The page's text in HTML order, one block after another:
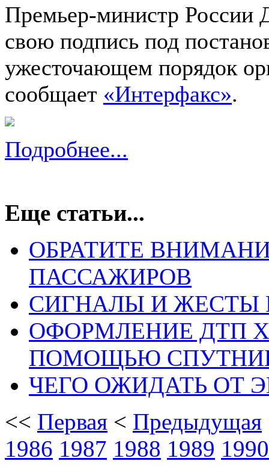
Премьер-министр России
свою подпись под
ужесточающем порядок
сообщает «Интерфакс».
Подробнее...
Еще статьи...
ОБРАТИТЕ
ПАССАЖИРОВ
СИГНАЛЫ И ЖЕСТЫ
ОФОРМЛЕНИЕ ДТП
ПОМОЩЬЮ
ЧЕГО ОЖИДАТЬ ОТ
<< Первая < Предыдущая
1986 1987 1988 1989 1990